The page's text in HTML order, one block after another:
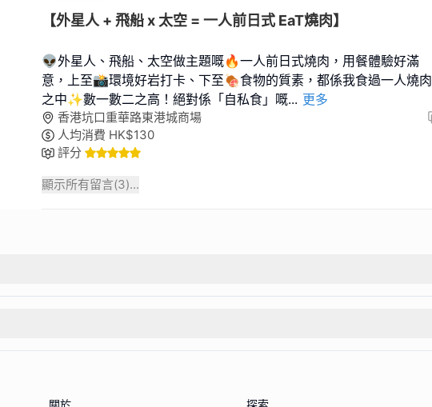
【外星人 + 飛船 x 太空 = 一人前日式 EaT燒肉】
👽外星人、飛船、太空做主題嘅🔥一人前日式燒肉，用餐體驗好滿
意，上至📸環境好岩打卡、下至🍖食物的質素，都係我食過一人燒肉
之中✨數一數二之高！絕對係「自私食」嘅... 更多
香港坑口重華路東港城商場
人均消費 HK$130
評分
顯示所有留言(3)...
關於 探索